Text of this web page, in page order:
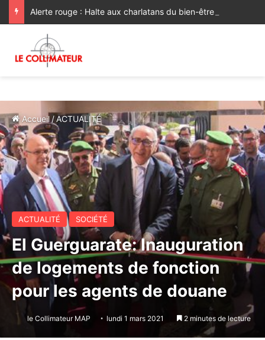
Alerte rouge : Halte aux charlatans du bien-être !
Accueil /ACTUALITÉ
ACTUALITÉ SOCIÉTÉ
El Guerguarate: Inauguration
de logements de fonction
pour les agents de douane
le Collimateur MAP lundi 1 mars 2021 2 minutes de lecture